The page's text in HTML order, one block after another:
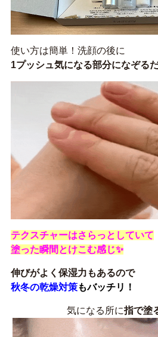
使い方は簡単！洗顔の後に
1プッシュ気になる部分になぞるだ
テクスチャーはさらっとしていて
塗った瞬間とけこむ感じ✨
伸びがよく保湿力もあるので
秋冬の乾燥対策もバッチリ！
気になる所に指で塗